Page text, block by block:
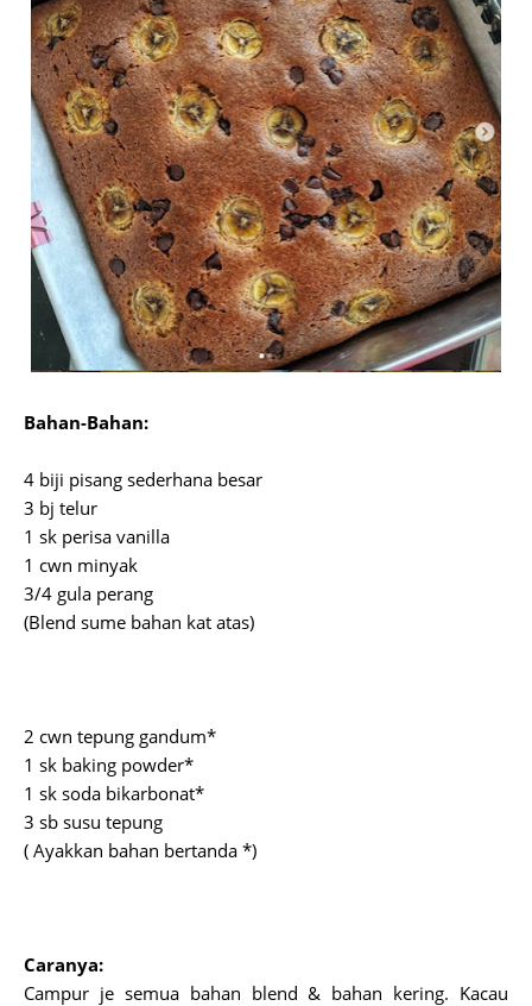
Bahan-Bahan:
4 biji pisang sederhana besar
3 bj telur
1 sk perisa vanilla
1 cwn minyak
3/4 gula perang
(Blend sume bahan kat atas)
2 cwn tepung gandum*
1 sk baking powder*
1 sk soda bikarbonat*
3 sb susu tepung
( Ayakkan bahan bertanda *)
Caranya:
Campur je semua bahan blend & bahan kering. Kacau